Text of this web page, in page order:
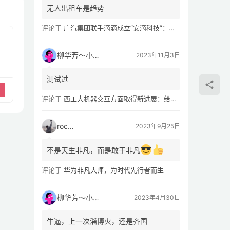
无人出租车是趋势
评论于 广汽集团联手滴滴成立“安滴科技”：加速 L4 级 Robotaxi 量产
柳华芳～小芳侠 2023年11月3日
测试过
评论于 西工大机器交互方面取得新进展：给无人机“装上大脑、建立群聊”
rocky 2023年9月25日
不是天生非凡，而是敢于非凡
评论于 华为非凡大师，为时代先行者而生
柳华芳～小芳侠 2023年4月30日
牛逼，上一次淄博火，还是齐国